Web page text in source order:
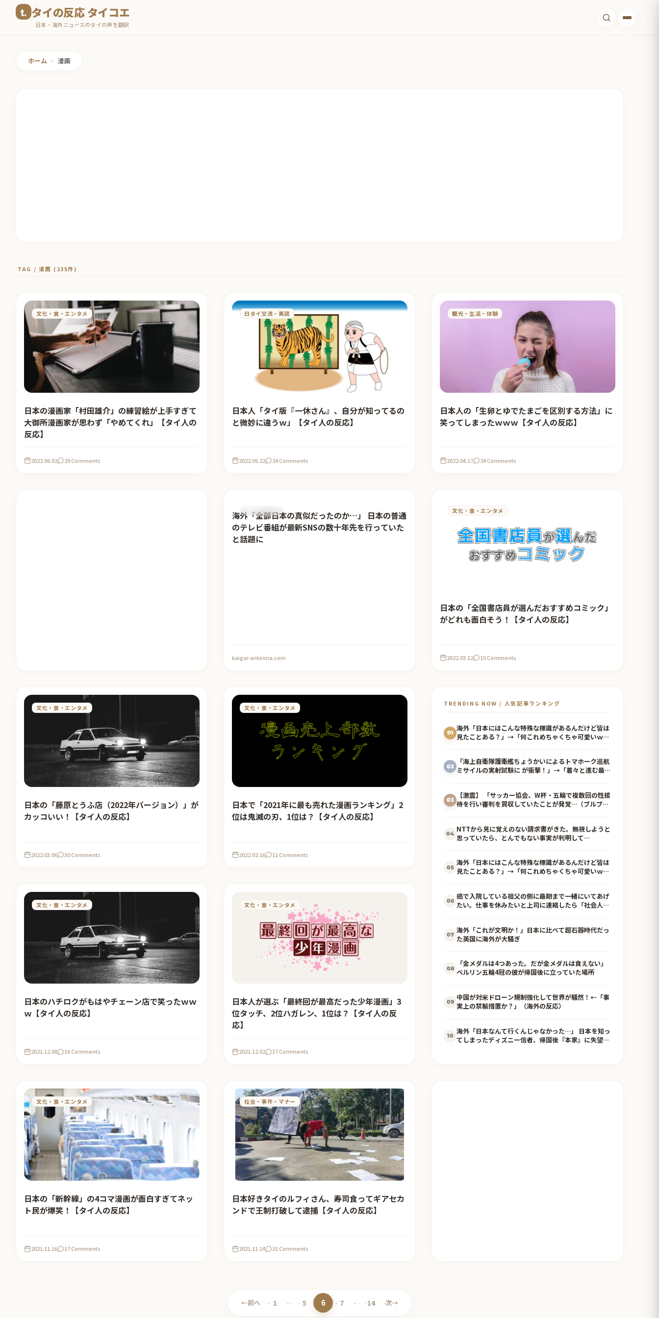
タイの反応 タイコエ
日本・海外ニュースのタイの声を翻訳
ホーム • 漫画
TAG / 漫画 (135件)
文化・食・エンタメ
日本の漫画家「村田雄介」の練習絵が上手すぎて
大御所漫画家が思わず「やめてくれ」【タイ人の
反応】
2022.06.02 29 Comments
日タイ交流・美談
日本人「タイ版『一休さん』、自分が知ってるの
と微妙に違うｗ」【タイ人の反応】
2022.05.22 24 Comments
観光・生活・体験
日本人の「生卵とゆでたまごを区別する方法」に
笑ってしまったｗｗｗ【タイ人の反応】
2022.04.17 24 Comments
おすすめ記事
海外「全部日本の真似だったのか…」 日本の普通
のテレビ番組が最新SNSの数十年先を行っていた
と話題に
kaigai-antenna.com
文化・食・エンタメ
日本の「全国書店員が選んだおすすめコミック」
がどれも面白そう！【タイ人の反応】
2022.03.12 15 Comments
文化・食・エンタメ
日本の「藤原とうふ店（2022年バージョン）」が
カッコいい！【タイ人の反応】
2022.03.06 30 Comments
文化・食・エンタメ
日本で「2021年に最も売れた漫画ランキング」2
位は鬼滅の刃、1位は？【タイ人の反応】
2022.02.16 11 Comments
TRENDING NOW / 人気記事ランキング
01
海外「日本にはこんな特殊な標識があるんだけど皆は
見たことある？」→「何これめちゃくちゃ可愛いｗ
02
「海上自衛隊護衛艦ちょうかいによるトマホーク巡航
ミサイルの実射試験に が衝撃！」→「着々と進む最新
03
【激震】 「サッカー協会、W杯・五輪で複数回の性接
待を行い審判を買収していたことが発覚…（ブルブ
04
NTTから見に覚えのない請求書がきた。無視しようと
思っていたら、とんでもない事実が判明して…
05
海外「日本にはこんな特殊な標識があるんだけど皆は
見たことある？」→「何これめちゃくちゃ可愛いｗ
06
癌で入院している祖父の側に最期まで一緒にいてあげ
たい。仕事を休みたいと上司に連絡したら「社会人と
07
海外「これが文明か！」日本に比べて超石器時代だっ
た英国に海外が大騒ぎ
08
「金メダルは4つあった。だが金メダルは食えない」
ベルリン五輪4冠の彼が帰国後に立っていた場所
09
中国が対米ドローン規制強化して世界が騒然！←「事
実上の禁輸措置か？」（海外の反応）
10
海外「日本なんて行くんじゃなかった…」 日本を知っ
てしまったディズニー信者、帰国後『本家』に失望す
文化・食・エンタメ
日本のハチロクがもはやチェーン店で笑ったｗｗ
ｗ【タイ人の反応】
2021.12.08 16 Comments
文化・食・エンタメ
日本人が選ぶ「最終回が最高だった少年漫画」3
位タッチ、2位ハガレン、1位は？【タイ人の反
応】
2021.12.02 37 Comments
文化・食・エンタメ
日本の「新幹線」の4コマ漫画が面白すぎてネッ
ト民が爆笑！【タイ人の反応】
2021.11.16 17 Comments
社会・事件・マナー
日本好きタイのルフィさん、寿司食ってギアセカ
ンドで王制打破して逮捕【タイ人の反応】
2021.11.14 21 Comments
←前へ
ペ
1 …
ペ
5
ペ
6
ペ
7 …
ペ
14 次→